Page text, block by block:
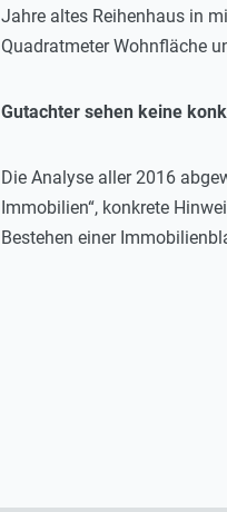
Jahre altes Reihenhaus in
Quadratmeter Wohnfläche
Gutachter sehen keine
Die Analyse aller 2016
Immobilien“, konkrete
Bestehen einer